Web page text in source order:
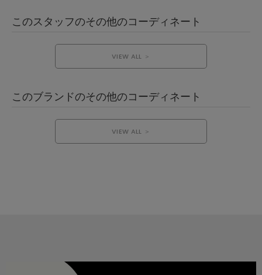
このスタッフのその他のコーディネート
VIEW ALL ＞
このブランドのその他のコーディネート
VIEW ALL ＞